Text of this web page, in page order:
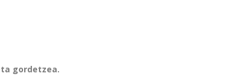
gordetzea.